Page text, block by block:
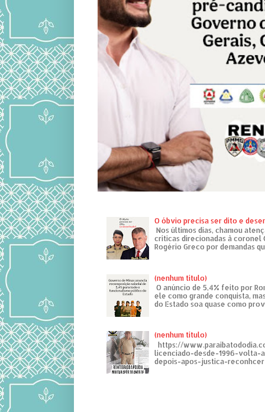
O óbvio precisa ser dito e
Nos últimos dias, chamou
críticas direcionadas à coronel
Rogério Greco por demandas
(nenhum título)
O anúncio de 5,4% feito por
ele como grande conquista,
do Estado soa quase como
(nenhum título)
https://
licenciado-desde-1996-volta-
depois-apos-justica-